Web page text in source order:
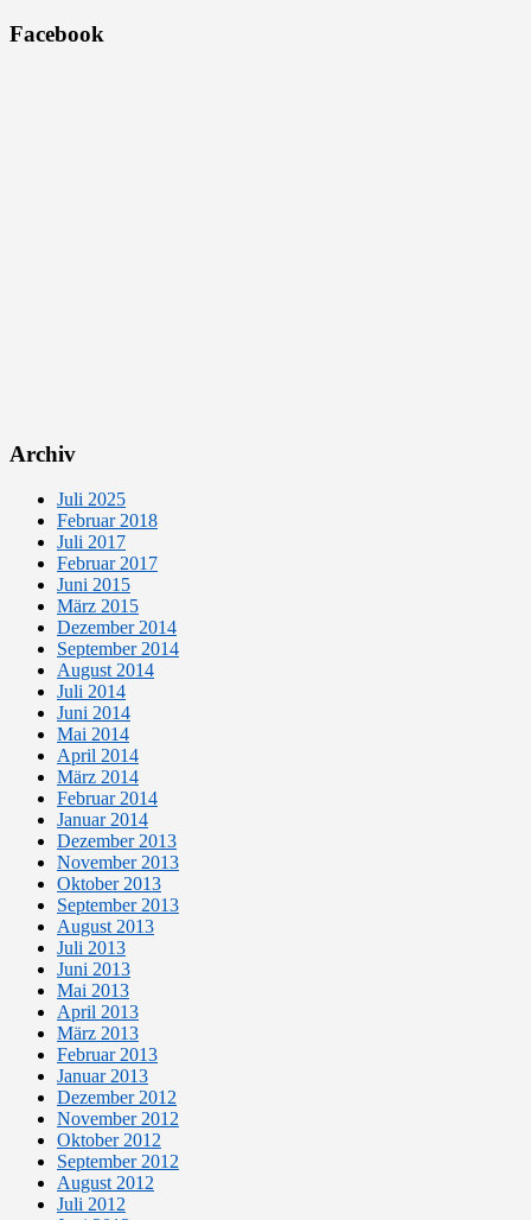
Facebook
Archiv
Juli 2025
Februar 2018
Juli 2017
Februar 2017
Juni 2015
März 2015
Dezember 2014
September 2014
August 2014
Juli 2014
Juni 2014
Mai 2014
April 2014
März 2014
Februar 2014
Januar 2014
Dezember 2013
November 2013
Oktober 2013
September 2013
August 2013
Juli 2013
Juni 2013
Mai 2013
April 2013
März 2013
Februar 2013
Januar 2013
Dezember 2012
November 2012
Oktober 2012
September 2012
August 2012
Juli 2012